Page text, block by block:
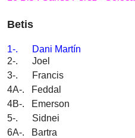
Betis
1-. Dani Martín
2-. Joel
3-. Francis
4A-. Feddal
4B-. Emerson
5-. Sidnei
6A-. Bartra